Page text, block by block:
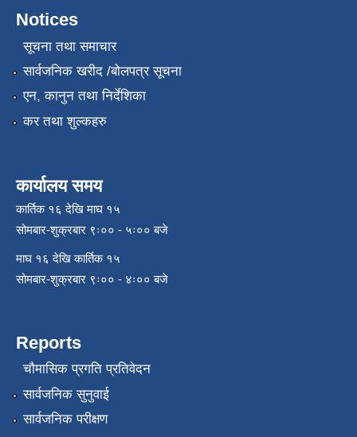
Notices
सूचना तथा समाचार
सार्वजनिक खरीद /बोलपत्र सूचना
एन, कानुन तथा निर्देशिका
कर तथा शुल्कहरु
कार्यालय समय
कार्तिक १६ देखि माघ १५
सोमबार-शुक्रबार ९ः०० - ५ः०० बजे
माघ १६ देखि कार्तिक १५
सोमबार-शुक्रबार ९ः०० - ४ः०० बजे
Reports
चौमासिक प्रगति प्रतिवेदन
सार्वजनिक सुनुवाई
सार्वजनिक परीक्षण